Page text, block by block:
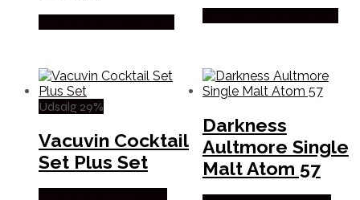
Udsalg 29%
Vacuvin Cocktail
Set Plus Set
Darkness
Aultmore Single
Malt Atom 57